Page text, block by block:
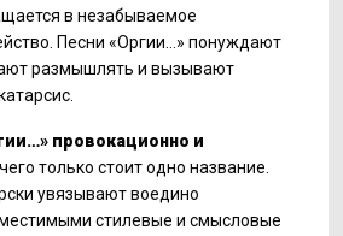
в незабываемое
Песни «Оргии…» понуждают
размышлять и вызывают
провокационно и
только стоит одно название.
увязывают воедино
стилевые и смысловые